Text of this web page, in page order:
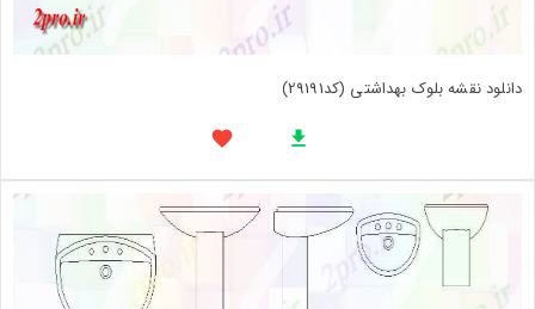
دانلود نقشه بلوک بهداشتی (کد29191)